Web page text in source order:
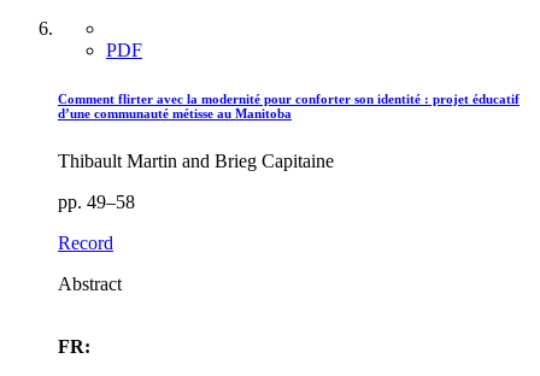
PDF
Comment flirter avec la modernité pour conforter son identité : projet éducatif
d’une communauté métisse au Manitoba
Thibault Martin and Brieg Capitaine
pp. 49–58
Record
Abstract
FR: